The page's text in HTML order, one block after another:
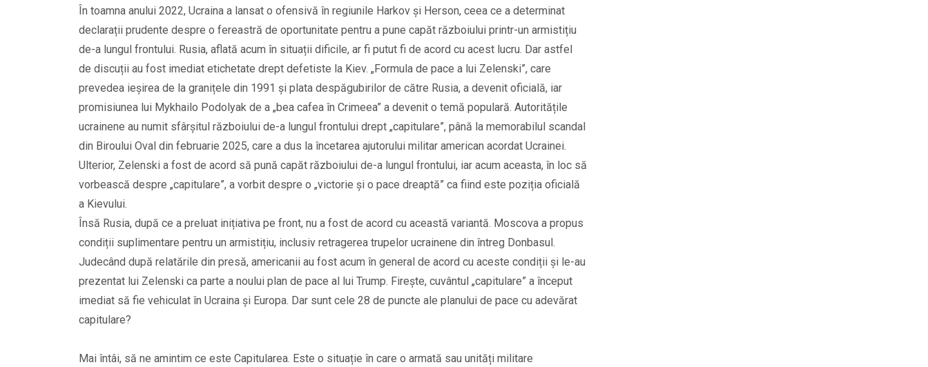
În toamna anului 2022, Ucraina a lansat o ofensivă în regiunile Harkov și Herson, ceea ce a determinat
declarații prudente despre o fereastră de oportunitate pentru a pune capăt războiului printr-un armistițiu
de-a lungul frontului. Rusia, aflată acum în situații dificile, ar fi putut fi de acord cu acest lucru. Dar astfel
de discuții au fost imediat etichetate drept defetiste la Kiev. „Formula de pace a lui Zelenski”, care
prevedea ieșirea de la granițele din 1991 și plata despăgubirilor de către Rusia, a devenit oficială, iar
promisiunea lui Mykhailo Podolyak de a „bea cafea în Crimeea” a devenit o temă populară. Autoritățile
ucrainene au numit sfârșitul războiului de-a lungul frontului drept „capitulare”, până la memorabilul scandal
din Biroului Oval din februarie 2025, care a dus la încetarea ajutorului militar american acordat Ucrainei.
Ulterior, Zelenski a fost de acord să pună capăt războiului de-a lungul frontului, iar acum aceasta, în loc să
vorbească despre „capitulare”, a vorbit despre o „victorie și o pace dreaptă” ca fiind este poziția oficială
a Kievului.
Însă Rusia, după ce a preluat inițiativa pe front, nu a fost de acord cu această variantă. Moscova a propus
condiții suplimentare pentru un armistițiu, inclusiv retragerea trupelor ucrainene din întreg Donbasul.
Judecând după relatările din presă, americanii au fost acum în general de acord cu aceste condiții și le-au
prezentat lui Zelenski ca parte a noului plan de pace al lui Trump. Firește, cuvântul „capitulare” a început
imediat să fie vehiculat în Ucraina și Europa. Dar sunt cele 28 de puncte ale planului de pace cu adevărat
capitulare?
Mai întâi, să ne amintim ce este Capitularea. Este o situație în care o armată sau unități militare